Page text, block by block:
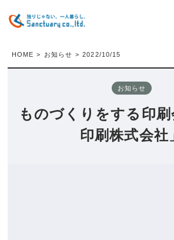
HOME > お知らせ > 2022/10/15
お知らせ
ものづくりをする印
印刷株式会社